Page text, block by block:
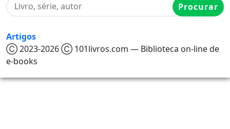
Procurar
Artigos
Ⓒ 2023-2026 Ⓒ 101livros.com — Biblioteca on-line de
e-books